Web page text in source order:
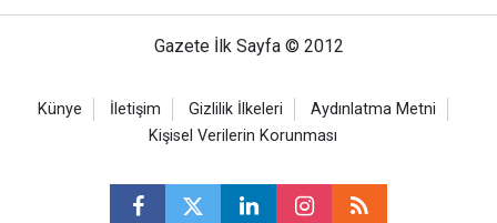
Gazete İlk Sayfa © 2012
Künye İletişim Gizlilik İlkeleri
Aydınlatma Metni
Kişisel Verilerin Korunması